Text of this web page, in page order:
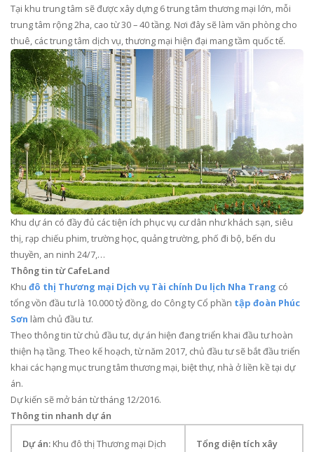
Tại khu trung tâm sẽ được xây dựng 6 trung tâm thương mại lớn, mỗi
trung tâm rộng 2ha, cao từ 30 – 40 tầng. Nơi đây sẽ làm văn phòng cho
thuê, các trung tâm dịch vụ, thương mại hiện đại mang tầm quốc tế.
Khu dự án có đầy đủ các tiện ích phục vụ cư dân như khách sạn, siêu
thị, rạp chiếu phim, trường học, quảng trường, phố đi bộ, bến du
thuyền, an ninh 24/7,…
Thông tin từ CafeLand
Khu đô thị Thương mại Dịch vụ Tài chính Du lịch Nha Trang có
tổng vồn đầu tư là 10.000 tỷ đồng, do Công ty Cổ phần tập đoàn Phúc
Sơn làm chủ đầu tư.
Theo thông tin từ chủ đầu tư, dự án hiện đang triển khai đầu tư hoàn
thiện hạ tầng. Theo kế hoạch, từ năm 2017, chủ đầu tư sẽ bắt đầu triển
khai các hạng mục trung tâm thương mại, biệt thự, nhà ở liền kề tại dự
án.
Dự kiến sẽ mở bán từ tháng 12/2016.
Thông tin nhanh dự án
Dự án: Khu đô thị Thương mại Dịch
Tổng diện tích xây